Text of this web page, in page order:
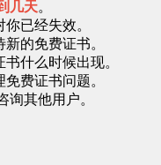
几天。
已经失效。
的免费证书。
什么时候出现。
费证书问题。
询其他用户。